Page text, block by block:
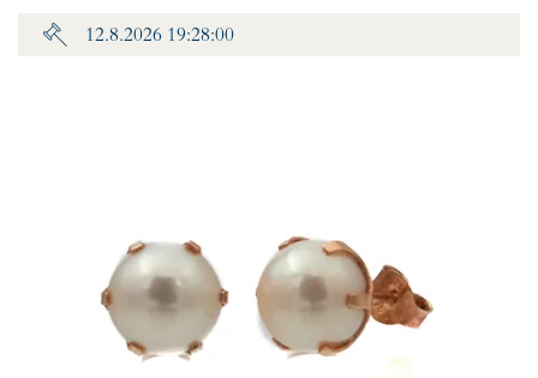
12.8.2026 19:28:00